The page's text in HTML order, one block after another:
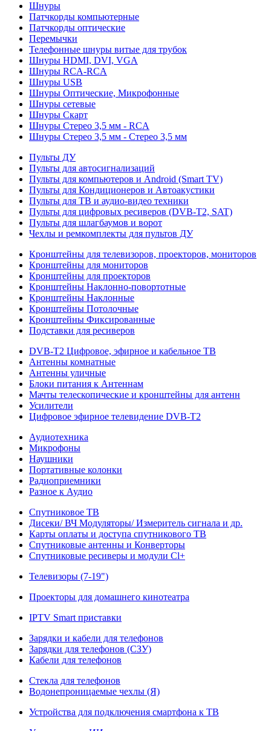
Шнуры
Патчкорды компьютерные
Патчкорды оптические
Перемычки
Телефонные шнуры витые для трубок
Шнуры HDMI, DVI, VGA
Шнуры RCA-RCA
Шнуры USB
Шнуры Оптические, Микрофонные
Шнуры сетевые
Шнуры Скарт
Шнуры Стерео 3,5 мм - RCA
Шнуры Стерео 3,5 мм - Стерео 3,5 мм
Пульты ДУ
Пульты для автосигнализаций
Пульты для компьютеров и Android (Smart TV)
Пульты для Кондиционеров и Автоакустики
Пульты для ТВ и аудио-видео техники
Пульты для цифровых ресиверов (DVB-T2, SAT)
Пульты для шлагбаумов и ворот
Чехлы и ремкомплекты для пультов ДУ
Кронштейны для телевизоров, проекторов, мониторов
Кронштейны для мониторов
Кронштейны для проекторов
Кронштейны Наклонно-повортотные
Кронштейны Наклонные
Кронштейны Потолочные
Кронштейны Фиксированные
Подставки для ресиверов
DVB-T2 Цифровое, эфирное и кабельное ТВ
Антенны комнатные
Антенны уличные
Блоки питания к Антеннам
Мачты телескопические и кронштейны для антенн
Усилители
Цифровое эфирное телевидение DVB-Т2
Аудиотехника
Микрофоны
Наушники
Портативные колонки
Радиоприемники
Разное к Аудио
Спутниковое ТВ
Дисеки/ ВЧ Модуляторы/ Измеритель сигнала и др.
Карты оплаты и доступа спутникового ТВ
Спутниковые антенны и Конверторы
Спутниковые ресиверы и модули Cl+
Телевизоры (7-19")
Проекторы для домашнего кинотеатра
IPTV Smart приставки
Зарядки и кабели для телефонов
Зарядки для телефонов (СЗУ)
Кабели для телефонов
Стекла для телефонов
Водонепроницаемые чехлы (Я)
Устройства для подключения смартфона к ТВ